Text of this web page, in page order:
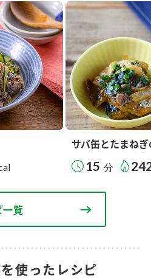
サバ缶とたまね
15 分
一覧
使ったレシピ